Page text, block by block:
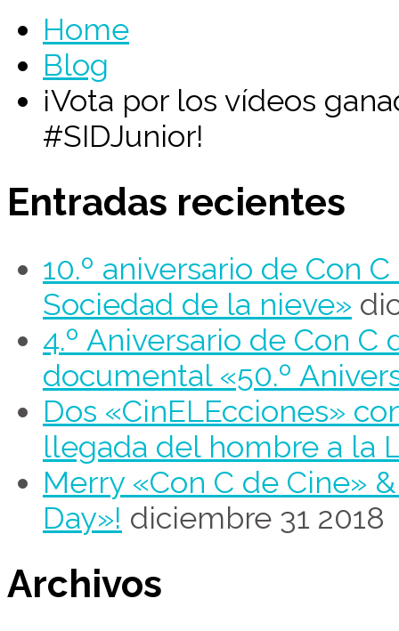
Home
Blog
¡Vota por los vídeos
#SIDJunior!
Entradas recientes
10.º aniversario de Con
Sociedad de la nieve»
4.º Aniversario de Con
documental «50.º
Dos «CinELEcciones»
llegada del hombre a la
Merry «Con C de Cine»
Day»! diciembre 31 2018
Archivos